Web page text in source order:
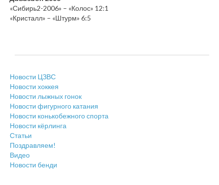
«Сибирь2-2006» – «Колос» 12:1
«Кристалл» – «Штурм» 6:5
Новости ЦЗВС
Новости хоккея
Новости лыжных гонок
Новости фигурного катания
Новости конькобежного спорта
Новости кёрлинга
Статьи
Поздравляем!
Видео
Новости бенди